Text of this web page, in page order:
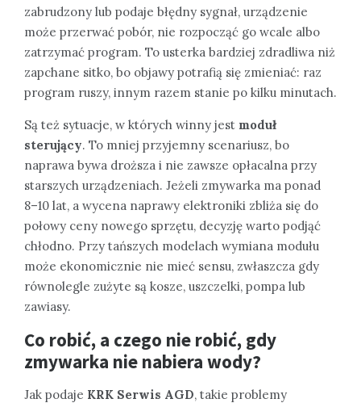
zabrudzony lub podaje błędny sygnał, urządzenie
może przerwać pobór, nie rozpocząć go wcale albo
zatrzymać program. To usterka bardziej zdradliwa niż
zapchane sitko, bo objawy potrafią się zmieniać: raz
program ruszy, innym razem stanie po kilku minutach.
Są też sytuacje, w których winny jest moduł
sterujący. To mniej przyjemny scenariusz, bo
naprawa bywa droższa i nie zawsze opłacalna przy
starszych urządzeniach. Jeżeli zmywarka ma ponad
8–10 lat, a wycena naprawy elektroniki zbliża się do
połowy ceny nowego sprzętu, decyzję warto podjąć
chłodno. Przy tańszych modelach wymiana modułu
może ekonomicznie nie mieć sensu, zwłaszcza gdy
równolegle zużyte są kosze, uszczelki, pompa lub
zawiasy.
Co robić, a czego nie robić, gdy
zmywarka nie nabiera wody?
Jak podaje KRK Serwis AGD, takie problemy